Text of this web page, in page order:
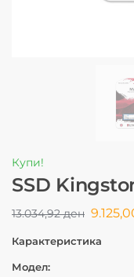
Купи!
SSD
13.034,92ден
Карактеристика
Модел: